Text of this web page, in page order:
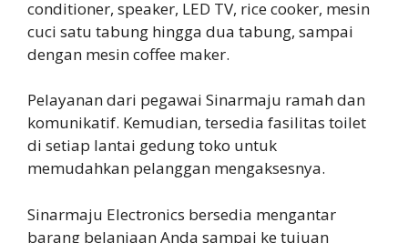
conditioner, speaker, LED TV, rice cooker, mesin
cuci satu tabung hingga dua tabung, sampai
dengan mesin coffee maker.
Pelayanan dari pegawai Sinarmaju ramah dan
komunikatif. Kemudian, tersedia fasilitas toilet
di setiap lantai gedung toko untuk
memudahkan pelanggan mengaksesnya.
Sinarmaju Electronics bersedia mengantar
barang belanjaan Anda sampai ke tujuan